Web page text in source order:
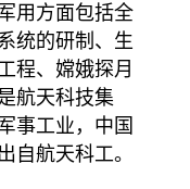
用方面包括全
统的研制、生
程、嫦娥探月
航天科技集
事工业，中国
自航天科工。